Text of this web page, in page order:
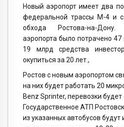
Новый аэропорт имеет два
федеральной трассы М-4 и
обхода Ростова-на-Дону.
аэропорта было потрачено
19 млрд средства
окупиться за 20 лет.,
Ростов с новым аэропортом
на них будет работать 20
Benz Sprinter, перевозки
Государственное АТП
из указанных автобусов